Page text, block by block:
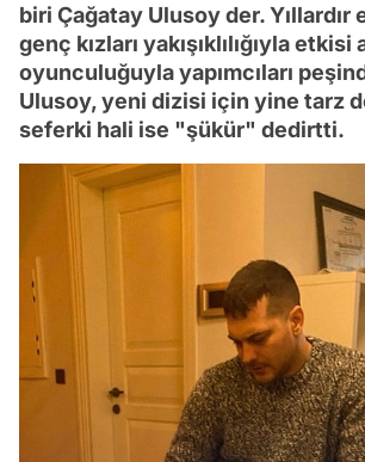
biri Çağatay Ulusoy der. Yıllardır
genç kızları yakışıklılığıyla etkisi
oyunculuğuyla yapımcıları
Ulusoy, yeni dizisi için yine tarz
seferki hali ise "şükür" dedirtti.